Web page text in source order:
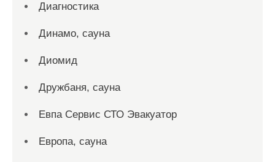
Диагностика
Динамо, сауна
Диомид
Дружбаня, сауна
Евпа Сервис СТО Эвакуатор
Европа, сауна